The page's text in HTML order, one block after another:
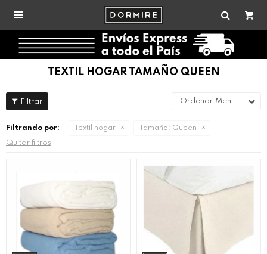

TEXTIL HOGAR TAMAÑO QUEEN
Menor precio
Filtrando por: Textil hogar Tamaño: Queen
Quitar filtros